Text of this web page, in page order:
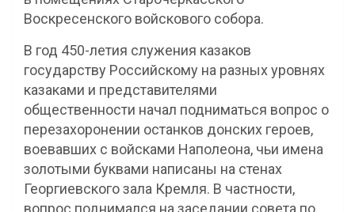
Воскресенского войскового собора.
В год 450-летия служения казаков
государству Российскому на разных уровнях
казаками и представителями
общественности начал подниматься вопрос о
перезахоронении останков донских героев,
воевавших с войсками Наполеона, чьи имена
золотыми буквами написаны на стенах
Георгиевского зала Кремля. В частности,
вопрос поднимался на заседании совета по